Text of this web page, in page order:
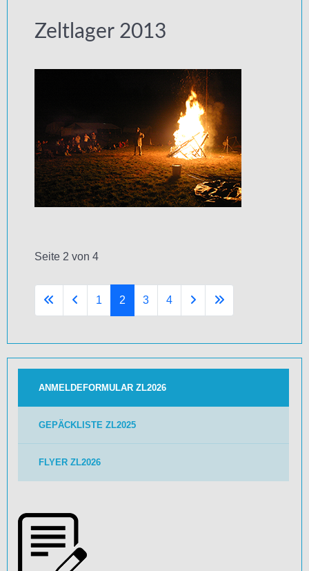
Zeltlager 2013
Seite 2 von 4
1 2 3 4
ANMELDEFORMULAR ZL2026
GEPÄCKLISTE ZL2025
FLYER ZL2026